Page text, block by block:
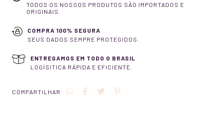
TODOS OS NOSSOS PRODUTOS SÃO IMPORTADOS E
ORIGINAIS.
COMPRA 100% SEGURA
SEUS DADOS SEMPRE PROTEGIDOS.
ENTREGAMOS EM TODO O BRASIL
LOGÍSITICA RÁPIDA E EFICIENTE.
COMPARTILHAR